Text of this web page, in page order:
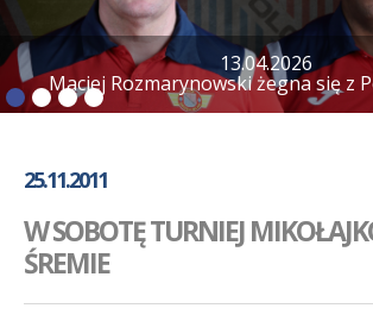
SENIORZY
SENIORKI
BILETY
KONTAKT
SKLEP
PLAN TRENINGÓW
25.11.2011
W SOBOTĘ TURNIEJ
ŚREMIE